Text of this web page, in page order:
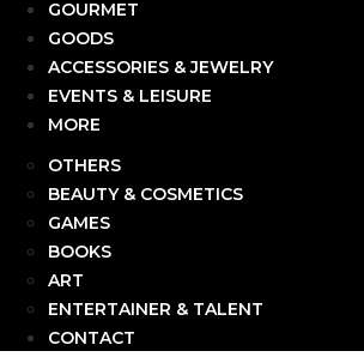
GOURMET
GOODS
ACCESSORIES & JEWELRY
EVENTS & LEISURE
MORE
OTHERS
BEAUTY & COSMETICS
GAMES
BOOKS
ART
ENTERTAINER & TALENT
CONTACT